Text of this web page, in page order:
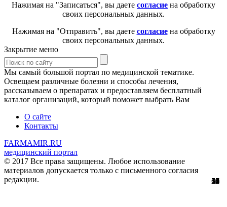
4
0
0
13
2
11
51
56
0
29
61
3
7
12
8
32
Нажимая на "Записаться", вы даете согласие на обработку
своих персональных данных.
Нажимая на "Отправить", вы даете согласиена обработку
своих персональных данных.
Закрытие меню
Мы самый большой портал по медицинской тематике.
Освещаем различные болезни и способы лечения,
рассказываем о препаратах и предоставляем бесплатный
каталог организаций, который поможет выбрать Вам
О сайте
Контакты
FARMAMIR.RU
медицинский портал
© 2017 Все права защищены. Любое использование
материалов допускается только с письменного согласия
редакции.